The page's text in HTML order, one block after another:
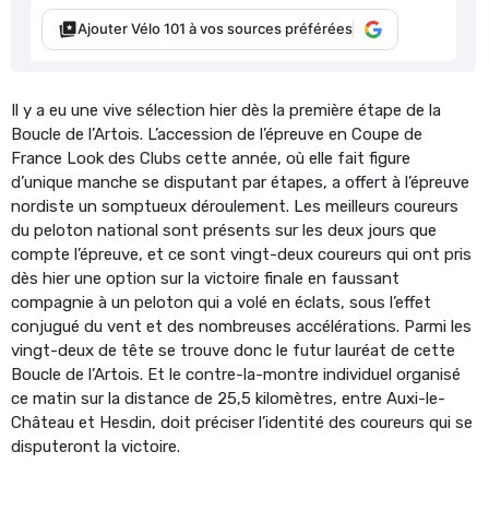
Ajouter Vélo 101 à vos sources préférées
Il y a eu une vive sélection hier dès la première étape de la
Boucle de l’Artois. L’accession de l’épreuve en Coupe de
France Look des Clubs cette année, où elle fait figure
d’unique manche se disputant par étapes, a offert à l’épreuve
nordiste un somptueux déroulement. Les meilleurs coureurs
du peloton national sont présents sur les deux jours que
compte l’épreuve, et ce sont vingt-deux coureurs qui ont pris
dès hier une option sur la victoire finale en faussant
compagnie à un peloton qui a volé en éclats, sous l’effet
conjugué du vent et des nombreuses accélérations. Parmi les
vingt-deux de tête se trouve donc le futur lauréat de cette
Boucle de l’Artois. Et le contre-la-montre individuel organisé
ce matin sur la distance de 25,5 kilomètres, entre Auxi-le-
Château et Hesdin, doit préciser l’identité des coureurs qui se
disputeront la victoire.